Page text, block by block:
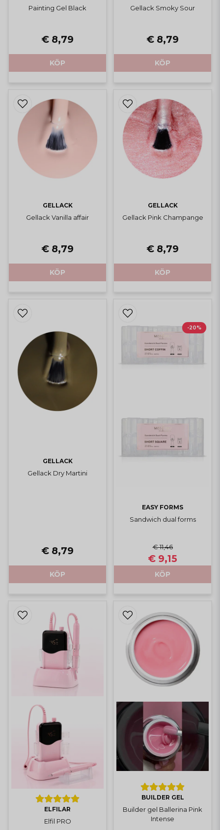
Painting Gel Black
€ 8,79
KÖP
Gellack Smoky Sour
€ 8,79
KÖP
GELLACK
Gellack Vanilla affair
€ 8,79
KÖP
GELLACK
Gellack Pink Champange
€ 8,79
KÖP
GELLACK
Gellack Dry Martini
€ 8,79
KÖP
EASY FORMS
Sandwich dual forms
€ 11,46
€ 9,15
KÖP
-20%
ELFILAR
Elfil PRO
BUILDER GEL
Builder gel Ballerina Pink
Intense